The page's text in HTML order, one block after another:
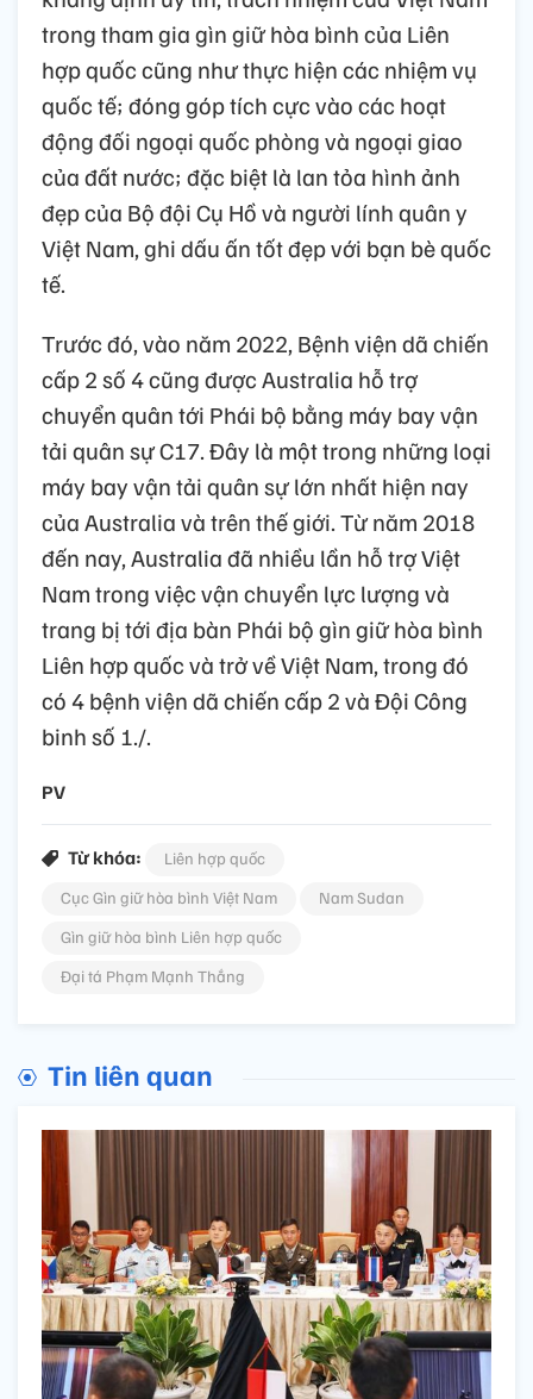
trong tham gia gìn giữ hòa bình của Liên
hợp quốc cũng như thực hiện các nhiệm vụ
quốc tế; đóng góp tích cực vào các hoạt
động đối ngoại quốc phòng và ngoại giao
của đất nước; đặc biệt là lan tỏa hình ảnh
đẹp của Bộ đội Cụ Hồ và người lính quân y
Việt Nam, ghi dấu ấn tốt đẹp với bạn bè quốc
tế.
Trước đó, vào năm 2022, Bệnh viện dã chiến
cấp 2 số 4 cũng được Australia hỗ trợ
chuyển quân tới Phái bộ bằng máy bay vận
tải quân sự C17. Đây là một trong những loại
máy bay vận tải quân sự lớn nhất hiện nay
của Australia và trên thế giới. Từ năm 2018
đến nay, Australia đã nhiều lần hỗ trợ Việt
Nam trong việc vận chuyển lực lượng và
trang bị tới địa bàn Phái bộ gìn giữ hòa bình
Liên hợp quốc và trở về Việt Nam, trong đó
có 4 bệnh viện dã chiến cấp 2 và Đội Công
binh số 1./.
PV
Từ khóa:
Liên hợp quốc
Cục Gìn giữ hòa bình Việt Nam
Nam Sudan
Gìn giữ hòa bình Liên hợp quốc
Đại tá Phạm Mạnh Thắng
Tin liên quan